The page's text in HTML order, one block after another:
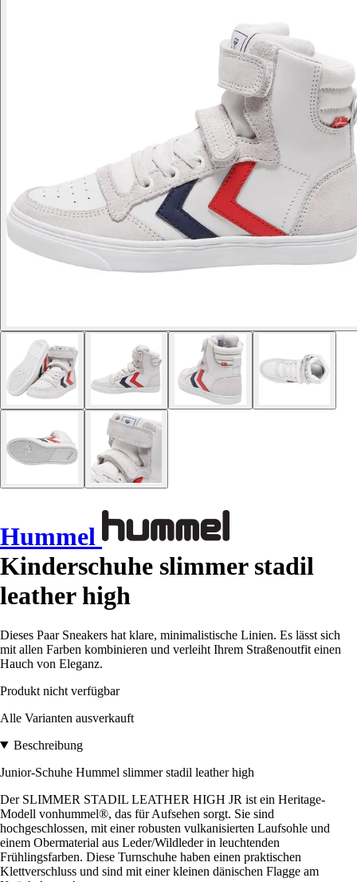
Hummel
Kinderschuhe slimmer stadil
leather high
Dieses Paar Sneakers hat klare, minimalistische Linien. Es lässt sich
mit allen Farben kombinieren und verleiht Ihrem Straßenoutfit einen
Hauch von Eleganz.
Produkt nicht verfügbar
Alle Varianten ausverkauft
Beschreibung
Junior-Schuhe Hummel slimmer stadil leather high
Der SLIMMER STADIL LEATHER HIGH JR ist ein Heritage-
Modell vonhummel®, das für Aufsehen sorgt. Sie sind
hochgeschlossen, mit einer robusten vulkanisierten Laufsohle und
einem Obermaterial aus Leder/Wildleder in leuchtenden
Frühlingsfarben. Diese Turnschuhe haben einen praktischen
Klettverschluss und sind mit einer kleinen dänischen Flagge am